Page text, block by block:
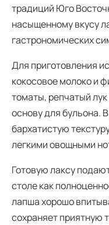
традиций Юго
насыщенному вкусу
гастрономических
Для приготовления
кокосовое молоко и
томаты, репчатый
основу для бульона.
бархатистую
легкими овощными
Готовую лаксу
столе как
лапша хорошо
сохраняет приятную